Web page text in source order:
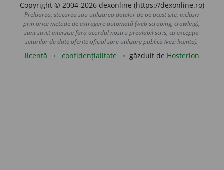
Copyright © 2004-2026 dexonline (https://dexonline.ro)
Preluarea, stocarea sau utilizarea datelor de pe acest site, inclusiv
prin orice metode de extragere automată (web scraping, crawling),
sunt strict interzise fără acordul nostru prealabil scris, cu excepția
seturilor de date oferite oficial spre utilizare publică (vezi licența).
licență confidențialitate găzduit de Hosterion